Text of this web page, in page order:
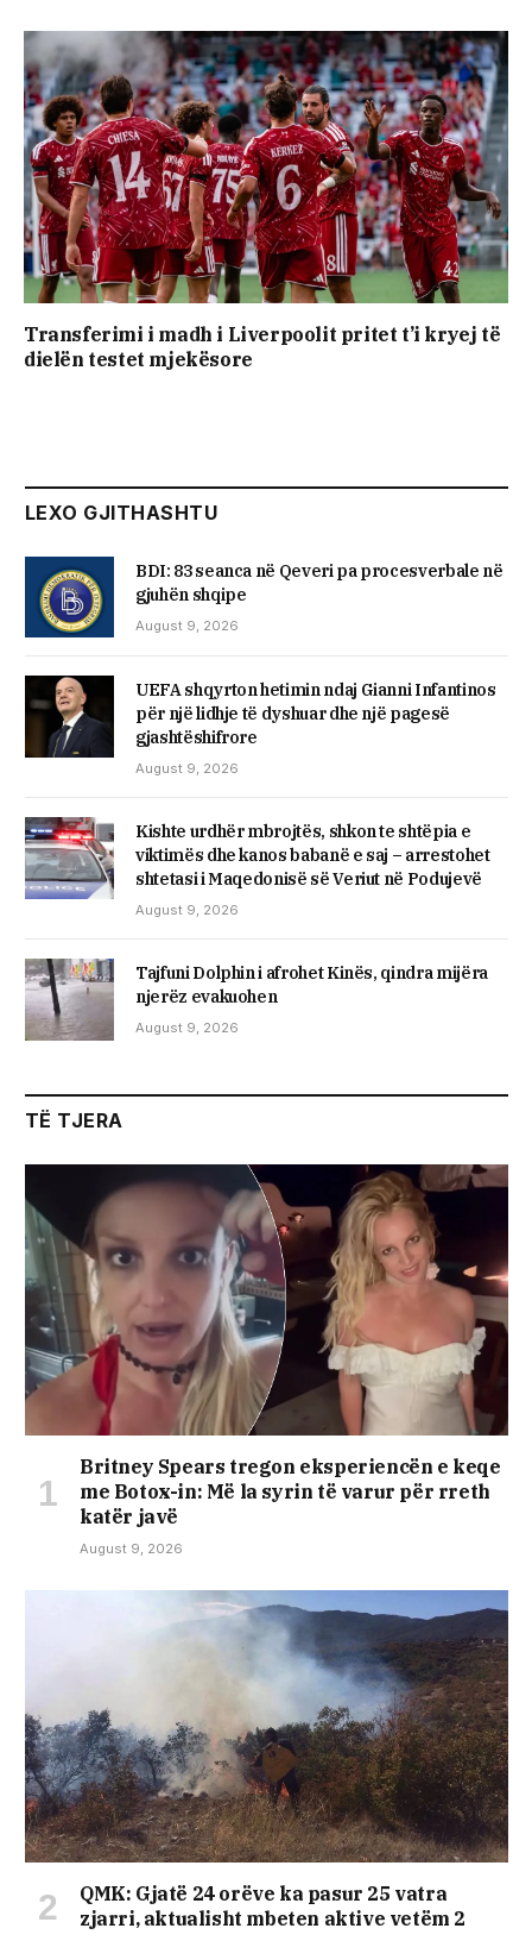
Transferimi i madh i Liverpoolit pritet t’i kryej të
dielën testet mjekësore
LEXO GJITHASHTU
BDI: 83 seanca në Qeveri pa procesverbale në
gjuhën shqipe
August 9, 2026
UEFA shqyrton hetimin ndaj Gianni Infantinos
për një lidhje të dyshuar dhe një pagesë
gjashtëshifrore
August 9, 2026
Kishte urdhër mbrojtës, shkon te shtëpia e
viktimës dhe kanos babanë e saj – arrestohet
shtetasi i Maqedonisë së Veriut në Podujevë
August 9, 2026
Tajfuni Dolphin i afrohet Kinës, qindra mijëra
njerëz evakuohen
August 9, 2026
TË TJERA
Britney Spears tregon eksperiencën e keqe
me Botox-in: Më la syrin të varur për rreth
katër javë
August 9, 2026
QMK: Gjatë 24 orëve ka pasur 25 vatra
zjarri, aktualisht mbeten aktive vetëm 2